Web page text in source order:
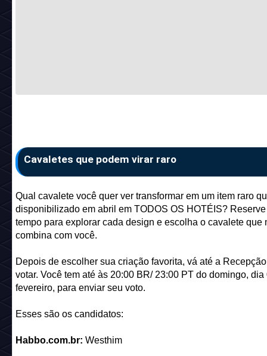
Cavaletes que podem virar raro
Qual cavalete você quer ver transformar em um item raro
disponibilizado em abril em TODOS OS HOTÉIS? Reserve
tempo para explorar cada design e escolha o cavalete que
combina com você.
Depois de escolher sua criação favorita, vá até a
votar. Você tem até às 20:00 BR/ 23:00 PT do domingo, dia
fevereiro, para enviar seu voto.
Esses são os candidatos:
Habbo.com.br: Westhim